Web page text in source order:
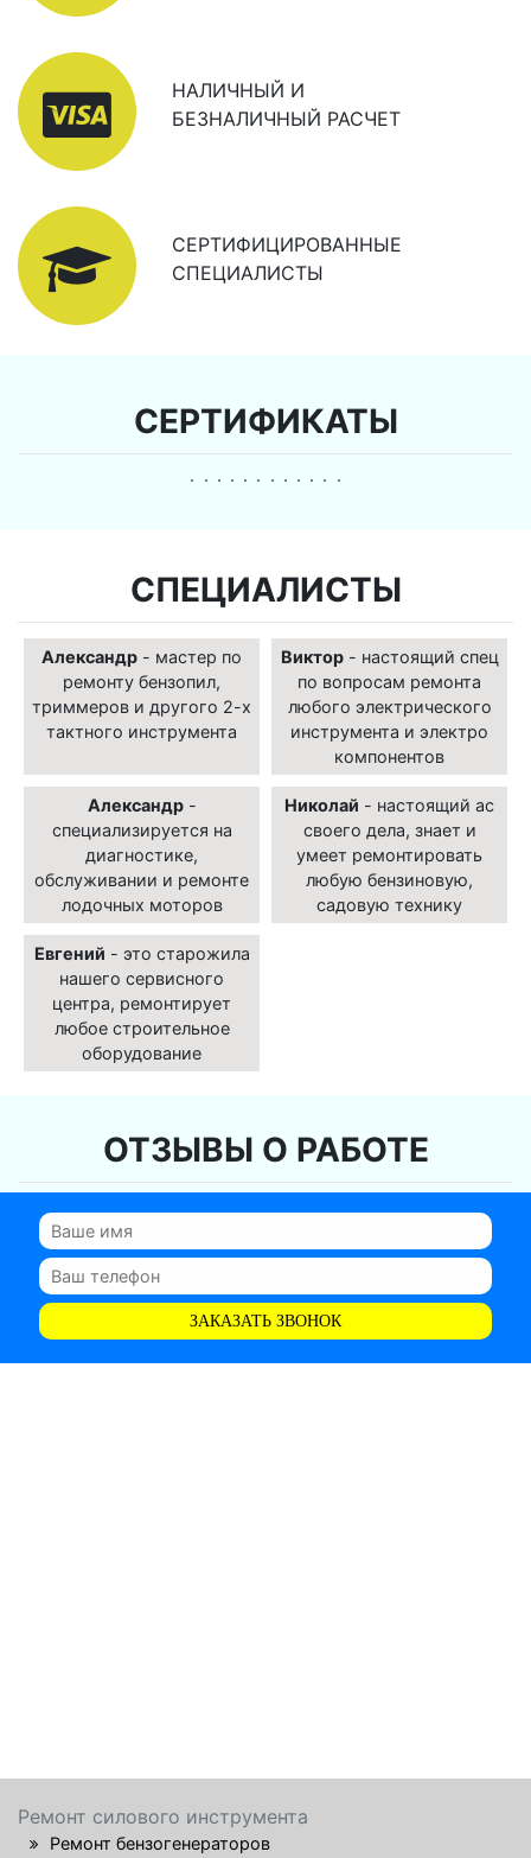
НАЛИЧНЫЙ И
БЕЗНАЛИЧНЫЙ РАСЧЕТ
СЕРТИФИЦИРОВАННЫЕ
СПЕЦИАЛИСТЫ
СЕРТИФИКАТЫ
СПЕЦИАЛИСТЫ
Александр - мастер по
ремонту бензопил,
триммеров и другого 2-х
тактного инструмента
Виктор- настоящий спец
по вопросам ремонта
любого электрического
инструмента и электро
компонентов
Александр-
специализируется на
диагностике,
обслуживании и ремонте
лодочных моторов
Николай - настоящий ас
своего дела, знает и
умеет ремонтировать
любую бензиновую,
садовую технику
Евгений - это старожила
нашего сервисного
центра, ремонтирует
любое строительное
оборудование
ОТЗЫВЫ О РАБОТЕ
ЗАКАЗАТЬ ЗВОНОК
Ремонт силового инструмента
Ремонт бензогенераторов